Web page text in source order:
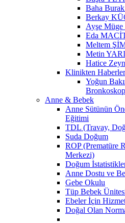
Baha
Berkay
Ayşe
Eda
Meltem
Metin
Hatice
Klinikten Haberler
Yoğun
Anne & Bebek
Anne Sütünün
Eğitimi
TDL (Travay,
Suda Doğum
ROP (Prematüre
Merkezi)
Doğum
Anne Dostu ve
Gebe Okulu
Tüp Bebek
Ebeler İçin
Doğal Olan